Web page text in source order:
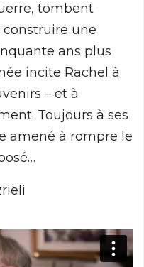
tombent
une
ans plus
incite Rachel à
– et à
Toujours à ses
amené à rompre le